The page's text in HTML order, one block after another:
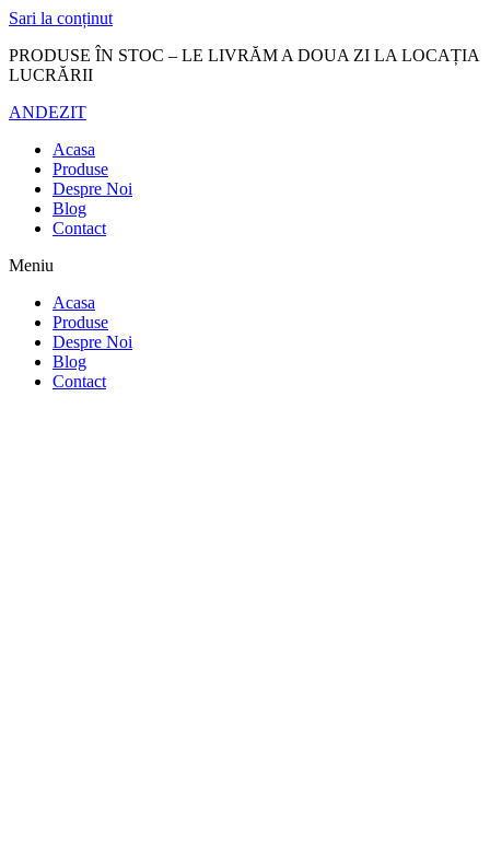
Sari la conținut
PRODUSE ÎN STOC – LE LIVRĂM A DOUA ZI LA LOCAȚIA
LUCRĂRII
ANDEZIT
Acasa
Produse
Despre Noi
Blog
Contact
Meniu
Acasa
Produse
Despre Noi
Blog
Contact